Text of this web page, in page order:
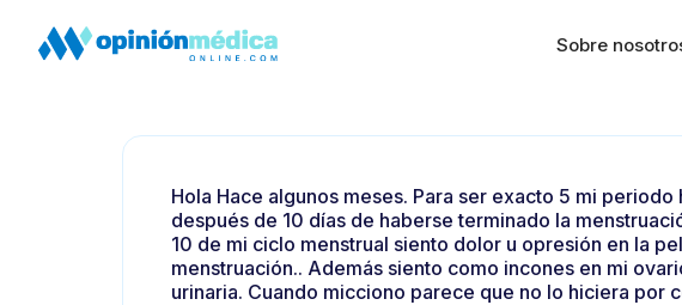
Sobre
Hola Hace algunos meses. Para ser exacto 5 mi
después de 10 días de haberse terminado la
10 de mi ciclo menstrual siento dolor u opresión en la
menstruación.. Además siento como incones en mi
urinaria. Cuando micciono parece que no lo hiciera por